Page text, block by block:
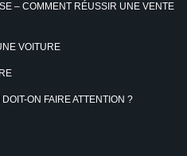
– COMMENT RÉUSSIR UNE VENTE
VOITURE
ON FAIRE ATTENTION ?